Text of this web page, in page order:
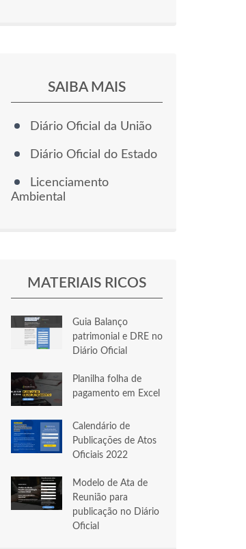
SAIBA MAIS
Diário Oficial da União
Diário Oficial do Estado
Licenciamento
Ambiental
MATERIAIS RICOS
Guia Balanço
patrimonial e DRE no
Diário Oficial
Planilha folha de
pagamento em Excel
Calendário de
Publicações de Atos
Oficiais 2022
Modelo de Ata de
Reunião para
publicação no Diário
Oficial